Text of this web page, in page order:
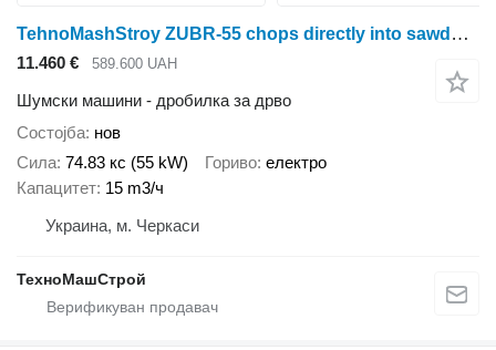
TehnoMashStroy ZUBR-55 chops directly into sawdust, 55 kW
11.460 € 589.600 UAH
Шумски машини - дробилка за дрво
Состојба нов
Сила 74.83 кс (55 kW) Гориво електро
Капацитет 15 m3/ч
Украина, м. Черкаси
ТехноМашСтрой